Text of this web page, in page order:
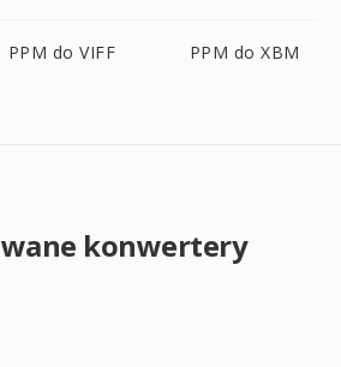
PPM do VIFF PPM do XBM
konwertery